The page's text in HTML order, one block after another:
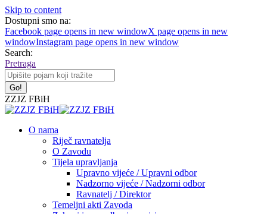
Skip to content
Dostupni smo na:
Facebook page opens in new windowX page opens in new
windowInstagram page opens in new window
Search:
Pretraga
ZZJZ FBiH
O nama
Riječ ravnatelja
O Zavodu
Tijela upravljanja
Upravno vijeće / Upravni odbor
Nadzorno vijeće / Nadzorni odbor
Ravnatelj / Direktor
Temeljni akti Zavoda